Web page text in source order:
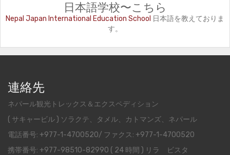
日本語学校〜こちら
Nepal Japan International Education School 日本語を教えておりま
す。
連絡先
ネパール観光トレックス＆エクスペディション
( サキャービル ) ソラクテ、タメル、カトマンズ、ネパール
電話番号: +977-1-4700520/ ファクス: +977-1-4700520
携帯番号: +977-98510-82990 ( 24 時間 ) リラ ビスタ